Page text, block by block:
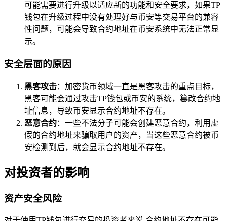
可能需要进行升级以适应新的功能和安全要求，如果TP
钱包在升级过程中没有处理好与币安等交易平台的兼容
性问题，可能会导致合约地址在币安系统中无法正常显
示。
安全层面的原因
黑客攻击：加密货币领域一直是黑客攻击的重点目标，
黑客可能会通过攻击TP钱包或币安的系统，篡改合约地
址信息，导致币安显示合约地址不存在。
恶意合约：一些不法分子可能会创建恶意合约，利用虚
假的合约地址来骗取用户的资产，当这些恶意合约被币
安检测到后，就会显示合约地址不存在。
对投资者的影响
资产安全风险